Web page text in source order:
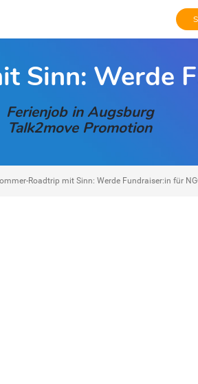
Sinn: Werde
Ferienjob in Augsburg
Talk2move Promotion
Roadtrip mit Sinn: Werde Fundraiser:in für